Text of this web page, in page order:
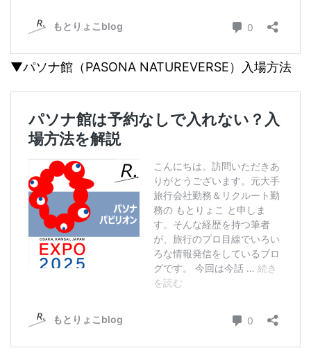
▼パソナ館（PASONA NATUREVERSE）入場方法